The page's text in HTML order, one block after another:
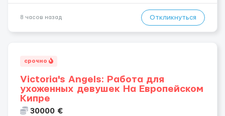
8 часов назад Откликнуться
срочно
Victoria's Angels: Работа для
ухоженных девушек На Европейском
Кипре
30000 €